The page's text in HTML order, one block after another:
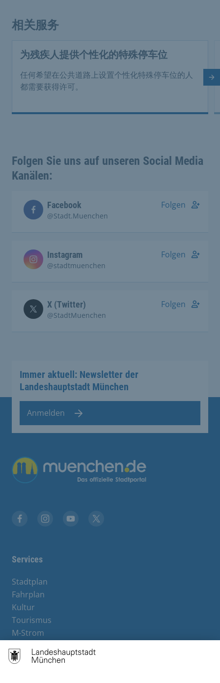
相关服务
为残疾人提供个性化的特殊停车位
任何希望在公共道路上设置个性化特殊停车位的人
都需要获得许可。
Folgen Sie uns auf unseren Social Media
Kanälen:
Facebook
@Stadt.Muenchen
Folgen
Instagram
@stadtmuenchen
Folgen
X (Twitter)
@StadtMuenchen
Folgen
Immer aktuell: Newsletter der
Landeshauptstadt München
Anmelden
Übergreifende Links
Services
Stadtplan
Fahrplan
Kultur
Tourismus
M-Strom
Hotels